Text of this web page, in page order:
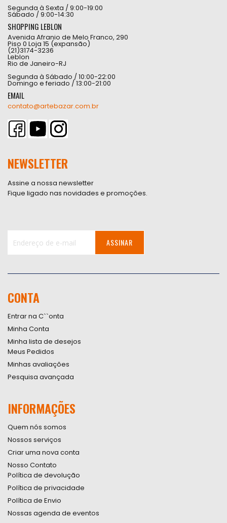
Segunda à Sexta / 9:00-19:00
Sábado / 9:00-14:30
SHOPPING LEBLON
Avenida Afranio de Melo Franco, 290
Piso 0 Loja 15 (expansão)
(21)3174-3236
Leblon
Rio de Janeiro-RJ
Segunda à Sábado / 10:00-22:00
Domingo e feriado / 13:00-21:00
EMAIL
contato@artebazar.com.br
NEWSLETTER
Assine a nossa newsletter
Fique ligado nas novidades e promoções.
Newsletter:
ASSINAR
CONTA
Entrar na C``onta
Minha Conta
Minha lista de desejos
Meus Pedidos
Minhas avaliações
Pesquisa avançada
INFORMAÇÕES
Quem nós somos
Nossos serviços
Criar uma nova conta
Nosso Contato
Política de devolução
Política de privacidade
Política de Envio
Nossas agenda de eventos